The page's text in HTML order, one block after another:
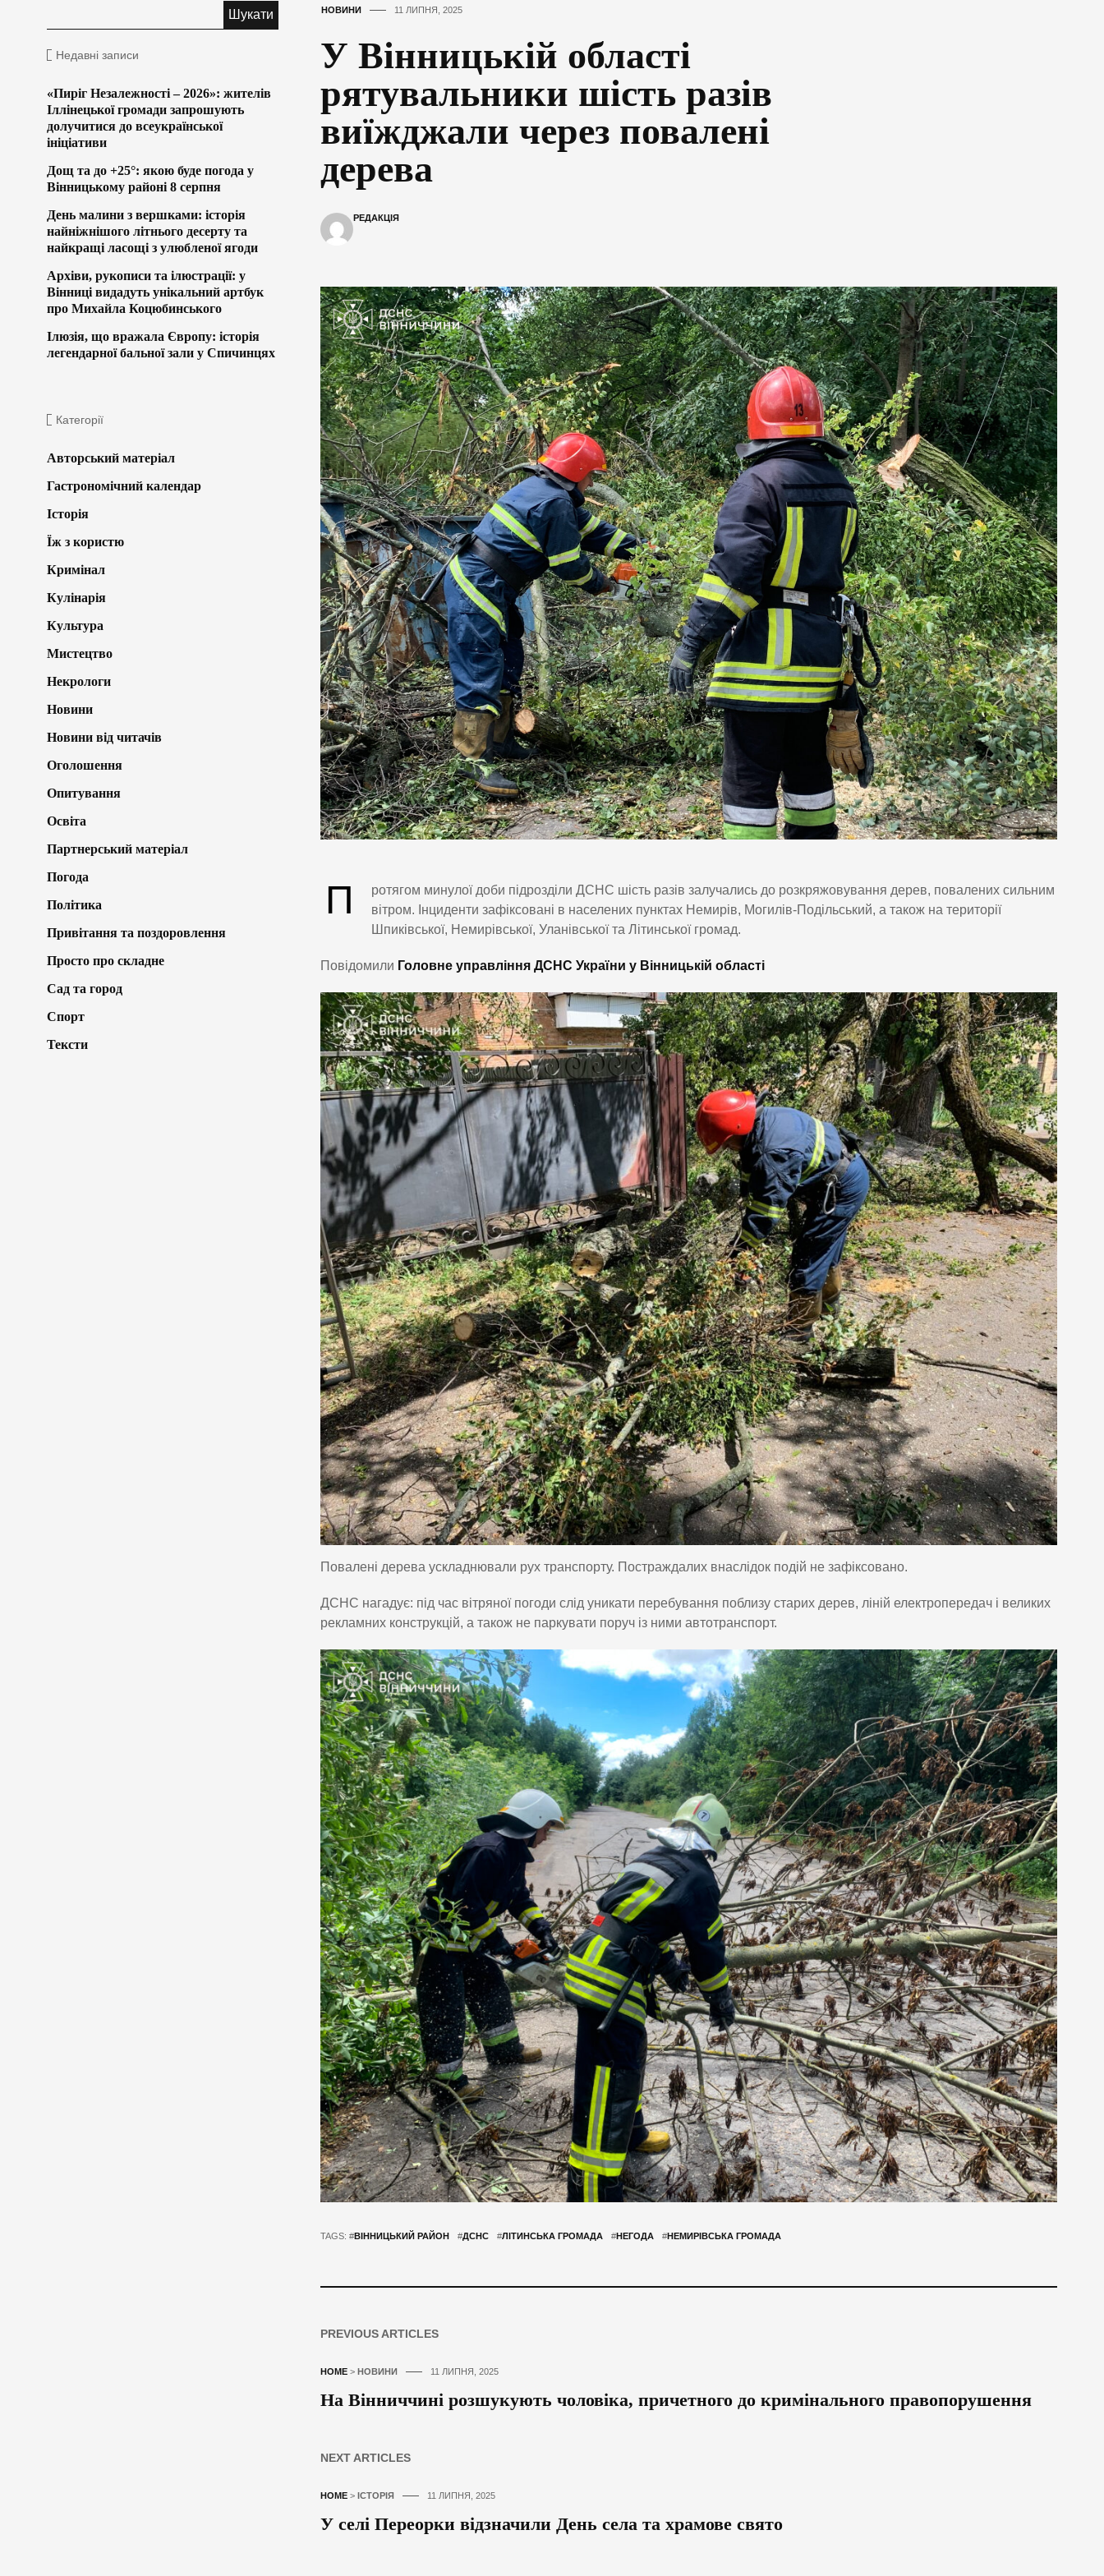
НОВИНИ 11 ЛИПНЯ, 2025
У Вінницькій області
рятувальники шість разів
виїжджали через повалені
дерева
РЕДАКЦІЯ
П
ротягом минулої доби підрозділи ДСНС шість разів залучались до розкряжовування дерев, повалених сильним
вітром. Інциденти зафіксовані в населених пунктах Немирів, Могилів-Подільський, а також на території
Шпиківської, Немирівської, Уланівської та Літинської громад.
Повідомили Головне управління ДСНС України у Вінницькій області
Повалені дерева ускладнювали рух транспорту. Постраждалих внаслідок подій не зафіксовано.
ДСНС нагадує: під час вітряної погоди слід уникати перебування поблизу старих дерев, ліній електропередач і великих
рекламних конструкцій, а також не паркувати поруч із ними автотранспорт.
TAGS: #ВІННИЦЬКИЙ РАЙОН #ДСНС #ЛІТИНСЬКА ГРОМАДА #НЕГОДА #НЕМИРІВСЬКА ГРОМАДА
PREVIOUS ARTICLES
HOME> НОВИНИ 11 ЛИПНЯ, 2025
На Вінниччині розшукують чоловіка, причетного до кримінального правопорушення
NEXT ARTICLES
HOME> ІСТОРІЯ 11 ЛИПНЯ, 2025
У селі Переорки відзначили День села та храмове свято
Недавні записи
«Пиріг Незалежності – 2026»: жителів
Іллінецької громади запрошують
долучитися до всеукраїнської
ініціативи
Дощ та до +25°: якою буде погода у
Вінницькому районі 8 серпня
День малини з вершками: історія
найніжнішого літнього десерту та
найкращі ласощі з улюбленої ягоди
Архіви, рукописи та ілюстрації: у
Вінниці видадуть унікальний артбук
про Михайла Коцюбинського
Ілюзія, що вражала Європу: історія
легендарної бальної зали у Спичинцях
Категорії
Авторський матеріал
Гастрономічний календар
Історія
Їж з користю
Кримінал
Кулінарія
Культура
Мистецтво
Некрологи
Новини
Новини від читачів
Оголошення
Опитування
Освіта
Партнерський матеріал
Погода
Політика
Привітання та поздоровлення
Просто про складне
Сад та город
Спорт
Тексти